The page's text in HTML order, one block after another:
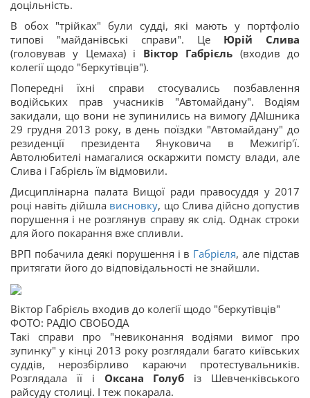
доцільність.
В обох "трійках" були судді, які мають у портфоліо
типові "майданівські справи". Це Юрій Слива
(головував у Цемаха) і Віктор Габрієль (входив до
колегії щодо "беркутівців").
Попередні їхні справи стосувались позбавлення
водійських прав учасників "Автомайдану". Водіям
закидали, що вони не зупинились на вимогу ДАІшника
29 грудня 2013 року, в день поїздки "Автомайдану" до
резиденції президента Януковича в Межигір'ї.
Автолюбителі намагалися оскаржити помсту влади, але
Слива і Габрієль їм відмовили.
Дисциплінарна палата Вищої ради правосуддя у 2017
році навіть дійшла висновку, що Слива дійсно допустив
порушення і не розглянув справу як слід. Однак строки
для його покарання вже спливли.
ВРП побачила деякі порушення і в Габрієля, але підстав
притягати його до відповідальності не знайшли.
Віктор Габрієль входив до колегії щодо "беркутівців"
ФОТО: РАДІО СВОБОДА
Такі справи про "невиконання водіями вимог про
зупинку" у кінці 2013 року розглядали багато київських
суддів, нерозбірливо караючи протестувальників.
Розглядала її і Оксана Голуб із Шевченківського
райсуду столиці. І теж покарала.